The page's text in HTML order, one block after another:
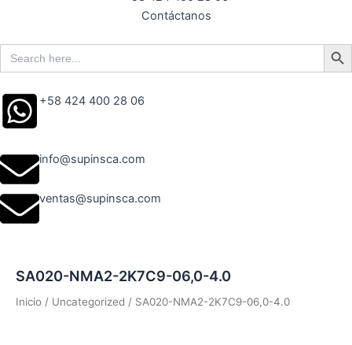
Contáctanos
Search
for:
Search
+58 424 400 28 06
info@supinsca.com
ventas@supinsca.com
SA020-NMA2-2K7C9-06,0-4.0
Inicio / Uncategorized / SA020-NMA2-2K7C9-06,0-4.0